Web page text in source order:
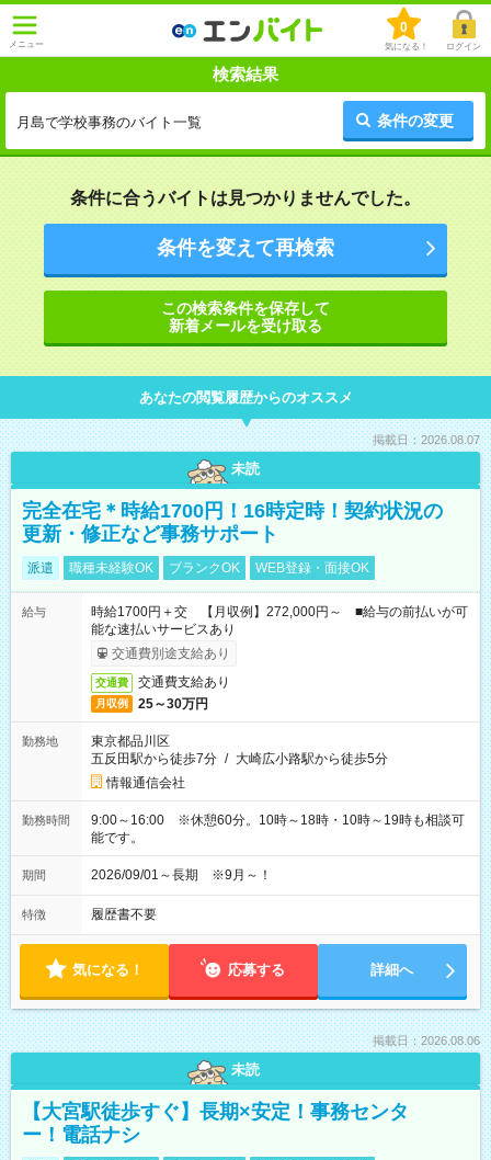
メニュー
0
気になる！ ログイン
検索結果
月島で学校事務のバイト一覧 条件の変更
条件に合うバイトは見つかりませんでした。
条件を変えて再検索
この検索条件を保存して
新着メールを受け取る
あなたの閲覧履歴からのオススメ
掲載日：2026.08.07
未読
完全在宅＊時給1700円！16時定時！契約状況の
更新・修正など事務サポート
派遣 職種未経験OK ブランクOK WEB登録・面接OK
給与
時給1700円＋交 【月収例】272,000円～ ■給与の前払いが可
能な速払いサービスあり
交通費別途支給あり
交通費 交通費支給あり
月収例 25～30万円
勤務地
東京都品川区
五反田駅から徒歩7分 / 大崎広小路駅から徒歩5分
情報通信会社
勤務時間
9:00～16:00 ※休憩60分。10時～18時・10時～19時も相談可
能です。
期間 2026/09/01～長期 ※9月～！
特徴 履歴書不要
気になる！ 応募する 詳細へ
掲載日：2026.08.06
未読
【大宮駅徒歩すぐ】長期×安定！事務センタ
ー！電話ナシ